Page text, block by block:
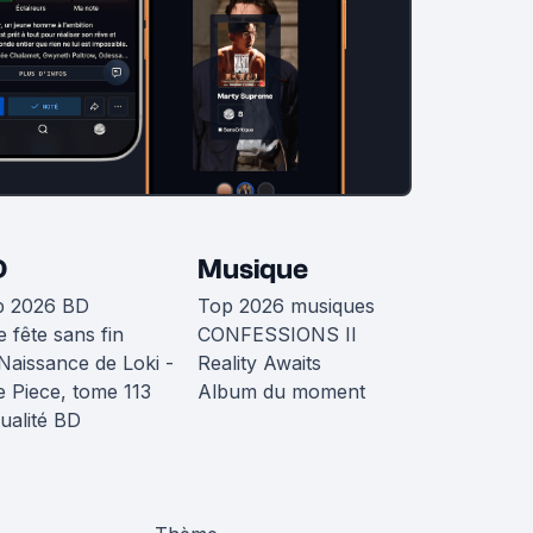
2026 BD
fête sans fin
de Loki -
Piece, tome 113
BD
Musique
Top 2026 musiques
CONFESSIONS II
Reality Awaits
Album du moment